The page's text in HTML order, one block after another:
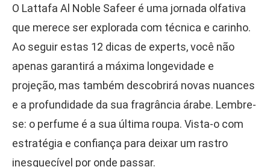
O Lattafa Al Noble Safeer é uma jornada olfativa
que merece ser explorada com técnica e carinho.
Ao seguir estas 12 dicas de experts, você não
apenas garantirá a máxima longevidade e
projeção, mas também descobrirá novas nuances
e a profundidade da sua fragrância árabe. Lembre-
se: o perfume é a sua última roupa. Vista-o com
estratégia e confiança para deixar um rastro
inesquecível por onde passar.